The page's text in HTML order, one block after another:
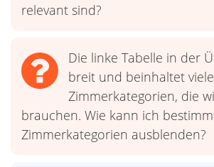
relevant sind?
Die linke Tabelle in der
breit und beinhaltet viele
Zimmerkategorien, die
brauchen. Wie kann ich
Zimmerkategorien ausblenden?